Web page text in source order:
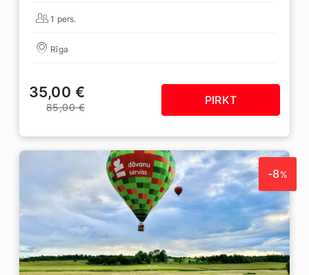
1 pers.
Rīga
35,00 €
85,00 €
PIRKT
-8%